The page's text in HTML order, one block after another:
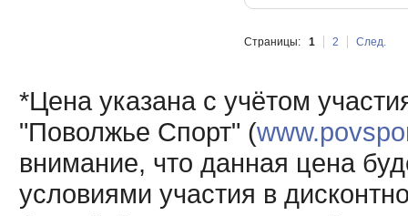
Страницы: 1 2 След.
*Цена указана с учётом
"Поволжье Спорт" (
внимание, что данная цена
условиями участия в